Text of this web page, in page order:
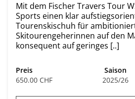
Mit dem Fischer Travers Tour
Sports einen klar
Tourenskischuh für
Skitourengeherinnen auf den
konsequent auf geringes [..]
Preis
650.00 CHF
Saison
2025/26